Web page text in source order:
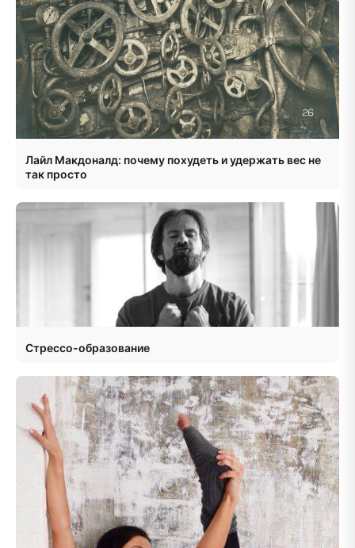
Лайл Макдоналд: почему похудеть и удержать вес не
так просто
Стрессо-образование